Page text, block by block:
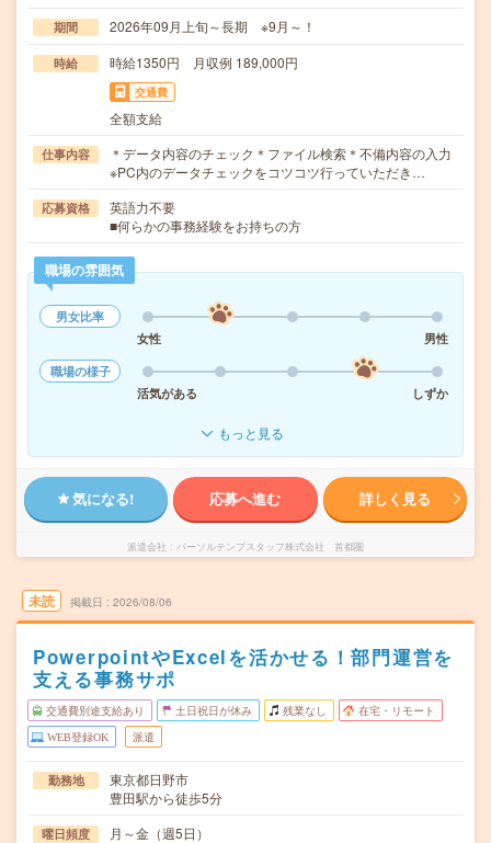
期間 2026年09月上旬～長期 ※9月～！
時給 時給1350円 月収例 189,000円
交通費
全額支給
仕事内容
＊データ内容のチェック＊ファイル検索＊不備内容の入力
※PC内のデータチェックをコツコツ行っていただき…
応募資格
英語力不要
■何らかの事務経験をお持ちの方
職場の雰囲気
男女比率
女性
男性
職場の様子
活気がある
しずか
もっと見る
気になる! 応募へ進む 詳しく見る
派遣会社 パーソルテンプスタッフ株式会社 首都圏
未読 掲載日 2026/08/06
PowerpointやExcelを活かせる！部門運営を
支える事務サポ
交通費別途支給あり 土日祝日が休み 残業なし 在宅・リモート
WEB登録OK 派遣
勤務地
東京都日野市
豊田駅から徒歩5分
曜日頻度 月～金（週5日）